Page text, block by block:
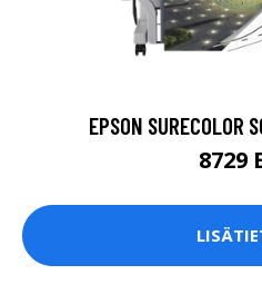
EPSON SURECOLOR
8729